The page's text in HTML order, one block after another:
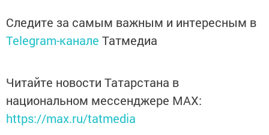
Следите за самым важным и интересным в
Telegram-канале Татмедиа
Читайте новости Татарстана в
национальном мессенджере MАХ:
https://max.ru/tatmedia